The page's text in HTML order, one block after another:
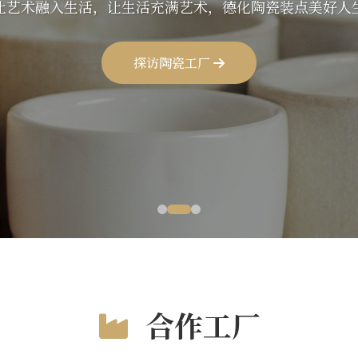
艺术融入生活，让生活充满艺术，德化陶瓷装点美好人
探访陶瓷工厂
走近德化陶瓷名家，感受指尖上的艺术魅力
了解名家
合作工厂